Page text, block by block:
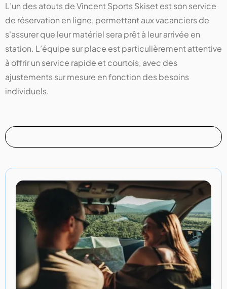
L’un des atouts de Vincent Sports Skiset est son service
de réservation en ligne, permettant aux vacanciers de
s'assurer que leur matériel sera prêt à leur arrivée en
station. L’équipe sur place est particulièrement attentive
à offrir un service rapide et courtois, avec des
ajustements sur mesure en fonction des besoins
individuels.